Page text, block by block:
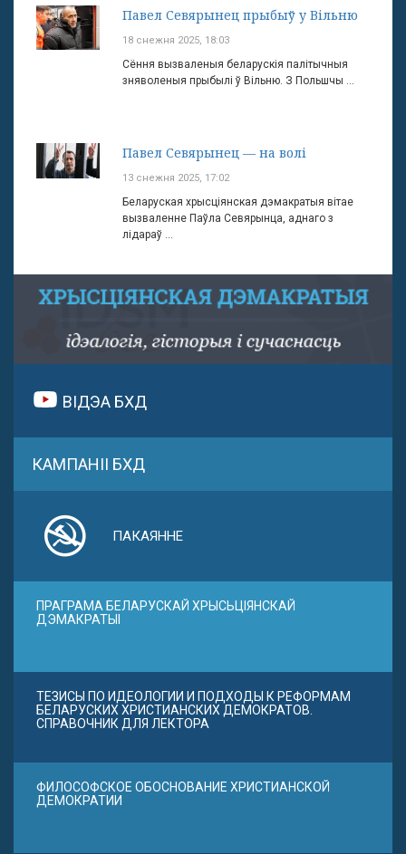
Павел Севярынец прыбыў у Вільню
18 снежня 2025, 18:03
Сёння вызваленыя беларускія палітычныя
зняволеныя прыбылі ў Вільню. З Польшчы ...
Павел Севярынец — на волі
13 снежня 2025, 17:02
Беларуская хрысціянская дэмакратыя вітае
вызваленне Паўла Севярынца, аднаго з
лідараў ...
ВІДЭА БХД
КАМПАНІІ БХД
ПАКАЯННЕ
ПРАГРАМА БЕЛАРУСКАЙ ХРЫСЬЦІЯНСКАЙ
ДЭМАКРАТЫІ
ТЕЗИСЫ ПО ИДЕОЛОГИИ И ПОДХОДЫ К РЕФОРМАМ
БЕЛАРУСКИХ ХРИСТИАНСКИХ ДЕМОКРАТОВ.
СПРАВОЧНИК ДЛЯ ЛЕКТОРА
ФИЛОСОФСКОЕ ОБОСНОВАНИЕ ХРИСТИАНСКОЙ
ДЕМОКРАТИИ